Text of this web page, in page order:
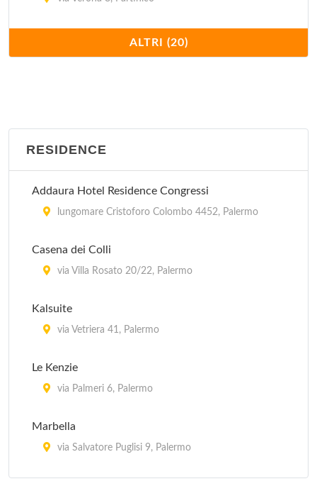
via Duca d'Aosta 121, Balestrate
Il Carrubo
La Vecchia Forgia
Le Casette
Mulinazzo
ALTRI (20)
RESIDENCE
Addaura Hotel Residence Congressi
lungomare Cristoforo Colombo 4452, Palermo
Casena dei Colli
via Villa Rosato 20/22, Palermo
Kalsuite
via Vetriera 41, Palermo
Le Kenzie
via Palmeri 6, Palermo
Marbella
via Salvatore Puglisi 9, Palermo